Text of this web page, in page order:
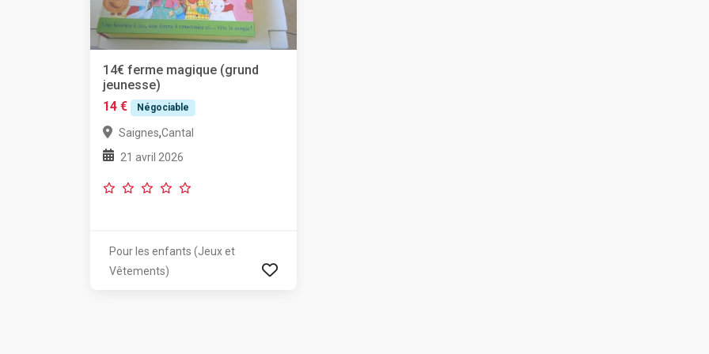
14€ ferme magique (grund
jeunesse)
14 €
Négociable
Saignes,Cantal
21 avril 2026
Pour les enfants (Jeux et
Vêtements)